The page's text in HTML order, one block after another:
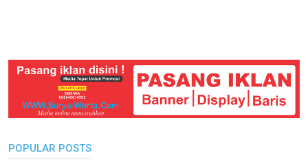
POPULAR POSTS